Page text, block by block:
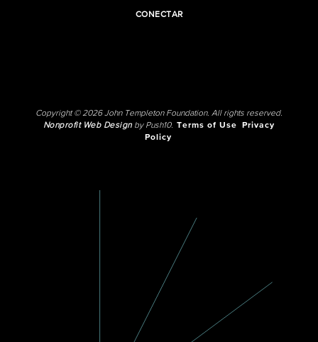
CONECTAR
Copyright © 2026 John Templeton Foundation. All rights reserved.
Nonprofit Web Designby Push10. Terms of Use
Privacy
Policy